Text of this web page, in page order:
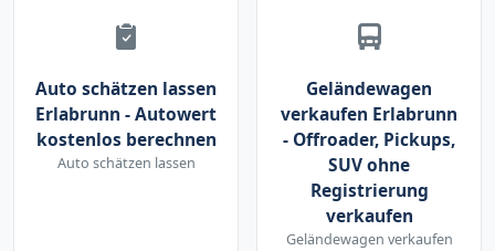
Auto schätzen lassen
Erlabrunn - Autowert
kostenlos berechnen
Auto schätzen lassen
Geländewagen
verkaufen Erlabrunn
- Offroader, Pickups,
SUV ohne
Registrierung
verkaufen
Geländewagen verkaufen